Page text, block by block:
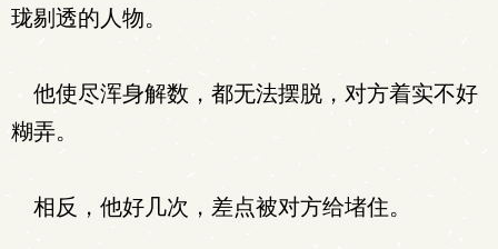
珑剔透的人物。
他使尽浑身解数，都无法摆脱，对方着实不好
糊弄。
相反，他好几次，差点被对方给堵住。